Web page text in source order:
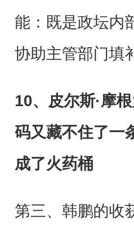
能：既是政坛内
协助主管部门填
10、皮尔斯·摩
码又藏不住了一
成了火药桶
第三、韩鹏的收